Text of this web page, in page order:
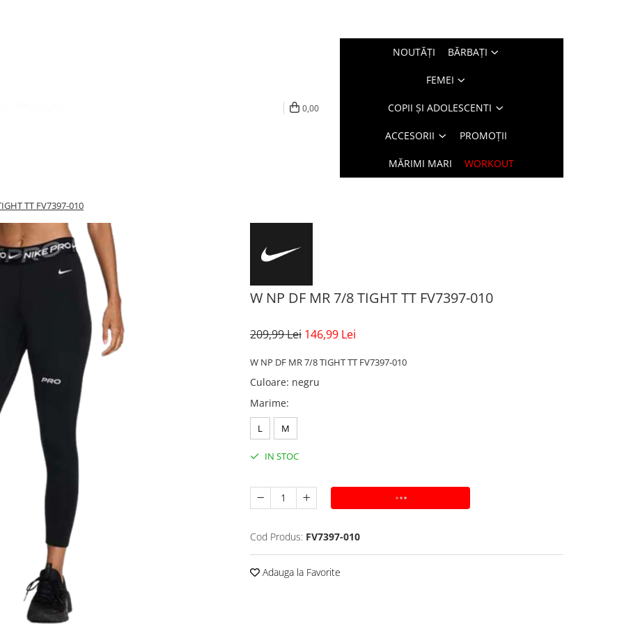
0,00
NOUTĂŢI BĂRBAŢI
FEMEI
COPII ȘI ADOLESCENTI
ACCESORII PROMOȚII
MĂRIMI MARI WORKOUT
TT FV7397-010
W NP DF MR 7/8 TIGHT TT FV7397-010
209,99 Lei 146,99 Lei
W NP DF MR 7/8 TIGHT TT FV7397-010
Culoare: negru
Marime:
L M
IN STOC
ADAUGA IN COS
Cod Produs: FV7397-010
Adauga la Favorite